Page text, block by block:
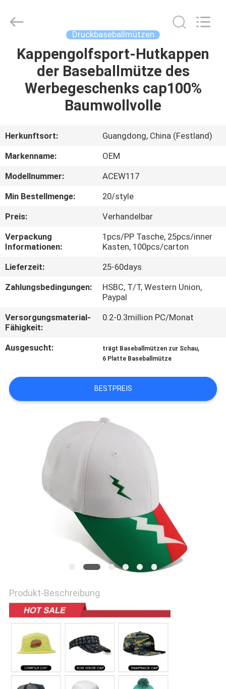
HAUS
PRODUKTE
UNS
AUSFLUG
QUALITÄTSKONTROLLE
TRETEN
SIE
MIT
IN
VERBINDUNG
FÄLLE
SITEMAP
PRIVACY
POLICY
Ltd..
Druckbaseballmützen
Kappengolfsport-Hutkappen
der Baseballmütze des
Werbegeschenks cap100%
Baumwollvolle
Herkunftsort:
Guangdong, China (Festland)
Markenname:
OEM
Modellnummer:
ACEW117
Min Bestellmenge:
20/style
Preis:
Verhandelbar
Verpackung
Informationen:
1pcs/PP Tasche, 25pcs/inner
Kasten, 100pcs/carton
Lieferzeit:
25-60days
Zahlungsbedingungen:
HSBC, T/T, Western Union,
Paypal
Versorgungsmaterial-
Fähigkeit:
0.2-0.3million PC/Monat
Ausgesucht: trägt Baseballmützen zur Schau,
6 Platte Baseballmütze
BESTPREIS
Produkt-Beschreibung